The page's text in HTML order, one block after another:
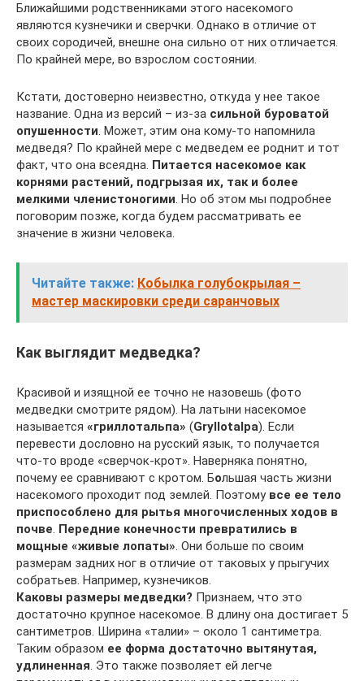
Ближайшими родственниками этого насекомого
являются кузнечики и сверчки. Однако в отличие от
своих сородичей, внешне она сильно от них отличается.
По крайней мере, во взрослом состоянии.
Кстати, достоверно неизвестно, откуда у нее такое
название. Одна из версий – из-за сильной буроватой
опушенности. Может, этим она кому-то напомнила
медведя? По крайней мере с медведем ее роднит и тот
факт, что она всеядна. Питается насекомое как
корнями растений, подгрызая их, так и более
мелкими членистоногими. Но об этом мы подробнее
поговорим позже, когда будем рассматривать ее
значение в жизни человека.
Читайте также: Кобылка голубокрылая –
мастер маскировки среди саранчовых
Как выглядит медведка?
Красивой и изящной ее точно не назовешь (фото
медведки смотрите рядом). На латыни насекомое
называется «гриллотальпа» (Gryllotalpa). Если
перевести дословно на русский язык, то получается
что-то вроде «сверчок-крот». Наверняка понятно,
почему ее сравнивают с кротом. Большая часть жизни
насекомого проходит под землей. Поэтому все ее тело
приспособлено для рытья многочисленных ходов в
почве. Передние конечности превратились в
мощные «живые лопаты». Они больше по своим
размерам задних ног в отличие от таковых у прыгучих
собратьев. Например, кузнечиков.
Каковы размеры медведки? Признаем, что это
достаточно крупное насекомое. В длину она достигает 5
сантиметров. Ширина «талии» – около 1 сантиметра.
Таким образом ее форма достаточно вытянутая,
удлиненная. Это также позволяет ей легче